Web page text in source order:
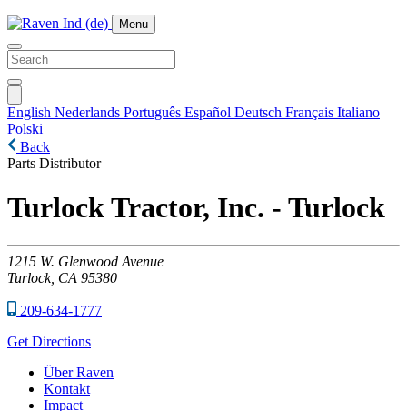
Menu
English Nederlands Português Español Deutsch Français Italiano
Polski
Back
Parts Distributor
Turlock Tractor, Inc. - Turlock
1215 W. Glenwood Avenue
Turlock, CA 95380
209-634-1777
Get Directions
Über Raven
Kontakt
Impact